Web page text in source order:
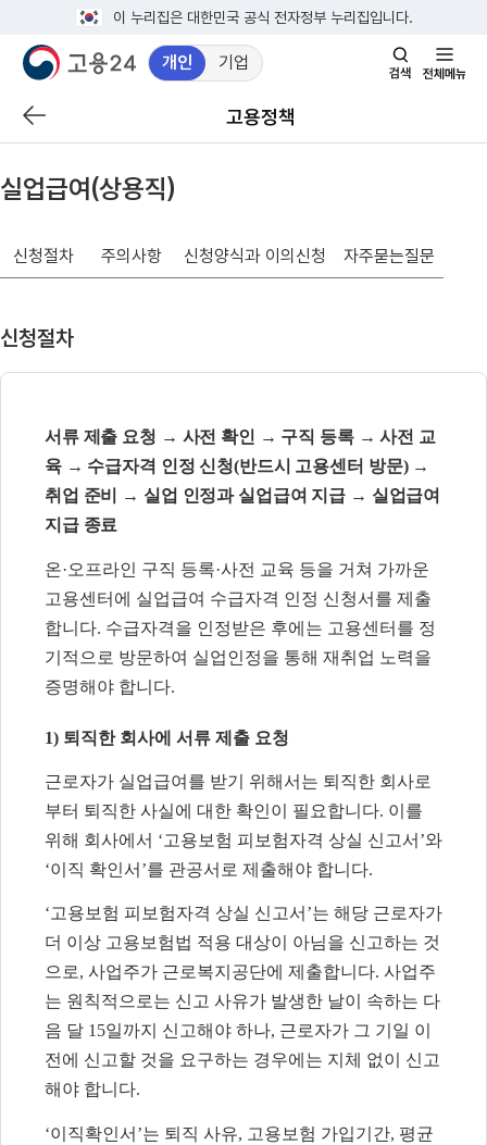
이 누리집은 대한민국 공식 전자정부 누리집입니다.
개인 기업
검
전
이
페
이
로
이
고용정책
실업급여(상용직)
신청절차 주의사항 신청양식과 이의신청 자주묻는질문
신청절차
서류 제출 요청 → 사전 확인 → 구직 등록 →사전 교
육 → 수급자격 인정 신청(반드시 고용센터 방문) →
취업 준비
→ 실업 인정과 실업급여 지급 → 실업급여
지급 종료
온·오프라인 구직 등록·사전 교육 등을 거쳐 가까운
고용센터에 실업급여 수급자격 인정 신청서를 제출
합니다. 수급자격을 인정받은 후에는 고용센터를 정
기적으로 방문하여 실업인정을 통해 재취업 노력을
증명해야 합니다.
1) 퇴직한 회사에 서류 제출 요청
근로자가 실업급여를 받기 위해서는 퇴직한 회사로
부터 퇴직한 사실에 대한 확인이 필요합니다. 이를
위해 회사에서 ‘고용보험 피보험자격 상실 신고서 ’와
‘이직 확인서 ’를 관공서로 제출해야 합니다.
‘고용보험 피보험자격 상실 신고서 ’는 해당 근로자가
더 이상 고용보험법 적용 대상이 아님을 신고하는 것
으로, 사업주가 근로복지공단에 제출합니다. 사업주
는 원칙적으로는 신고 사유가 발생한 날이 속하는 다
음 달 15일까지 신고해야 하나, 근로자가 그 기일 이
전에 신고할 것을 요구하는 경우에는 지체 없이 신고
해야 합니다.
‘이직확인서 ’는 퇴직 사유, 고용보험 가입기간, 평균